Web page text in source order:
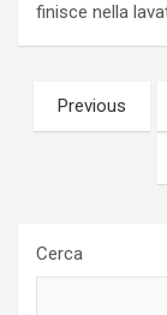
finisce nella
degli
Previous
Cerca